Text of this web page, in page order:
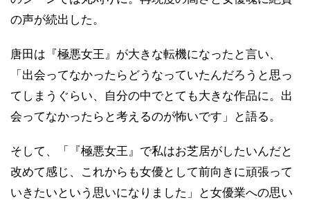
の声が続出した。
唐田は『極悪女王』が大きな転機になったと言い、
「出会ってなかったらどうなっていたんだろうと思っ
てしまうぐらい、自分の中でとても大きな作品に。出
会ってなかったらと考えるのが怖いです」と語る。
そして、「『極悪女王』で私はお芝居がしたいんだと
改めて感じ、これからも女優として前向きに頑張って
いきたいという思いになりました」と女優業への思い